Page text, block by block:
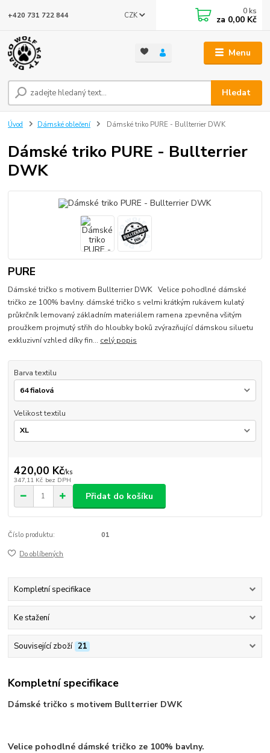
Menu
CZK
Hledat
+420 731 722 844 0 ks
za 0,00 Kč
Úvod Dámské oblečení Dámské triko PURE - Bullterrier DWK
Dámské triko PURE - Bullterrier
DWK
PURE
Dámské tričko s motivem Bullterrier DWK Velice pohodlné dámské
tričko ze 100% bavlny. dámské tričko s velmi krátkým rukávem kulatý
průkrčník lemovaný základním materiálem ramena zpevněna všitým
proužkem projmutý střih do hloubky boků zvýrazňující dámskou siluetu
exkluzivní vzhled díky fin... celý popis
Barva textilu
Velikost textilu
420,00 Kč/ks
347,11 Kč bez DPH
Přidat do košíku
Číslo produktu: 01
Do oblíbených
Kompletní specifikace
Ke stažení
Související zboží 21
Kompletní specifikace
Dámské tričko s motivem Bullterrier DWK
Velice pohodlné dámské tričko ze 100% bavlny.